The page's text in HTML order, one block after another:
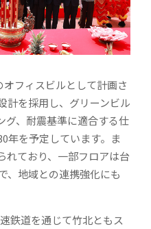
フィスビルとして計画さ
計を採用し、グリーンビル
グ、耐震基準に適合する仕
年を予定しています。ま
れており、一部フロアは台
、地域との連携強化にも
鉄道を通じて竹北ともス